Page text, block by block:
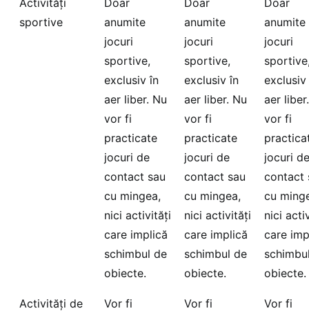
sportive
anumite
jocuri
sportive,
exclusiv în
aer liber. Nu
vor fi
practicate
jocuri de
contact sau
cu mingea,
nici activități
care implică
schimbul de
obiecte.
anumite
jocuri
sportive,
exclusiv în
aer liber. Nu
vor fi
practicate
jocuri de
contact sau
cu mingea,
nici activități
care implică
schimbul de
obiecte.
anumite
jocuri
exclusiv
aer
vor fi
jocuri de
contact
cu
nici
care
obiecte.
Activități de
Vor fi
Vor fi
Vor fi